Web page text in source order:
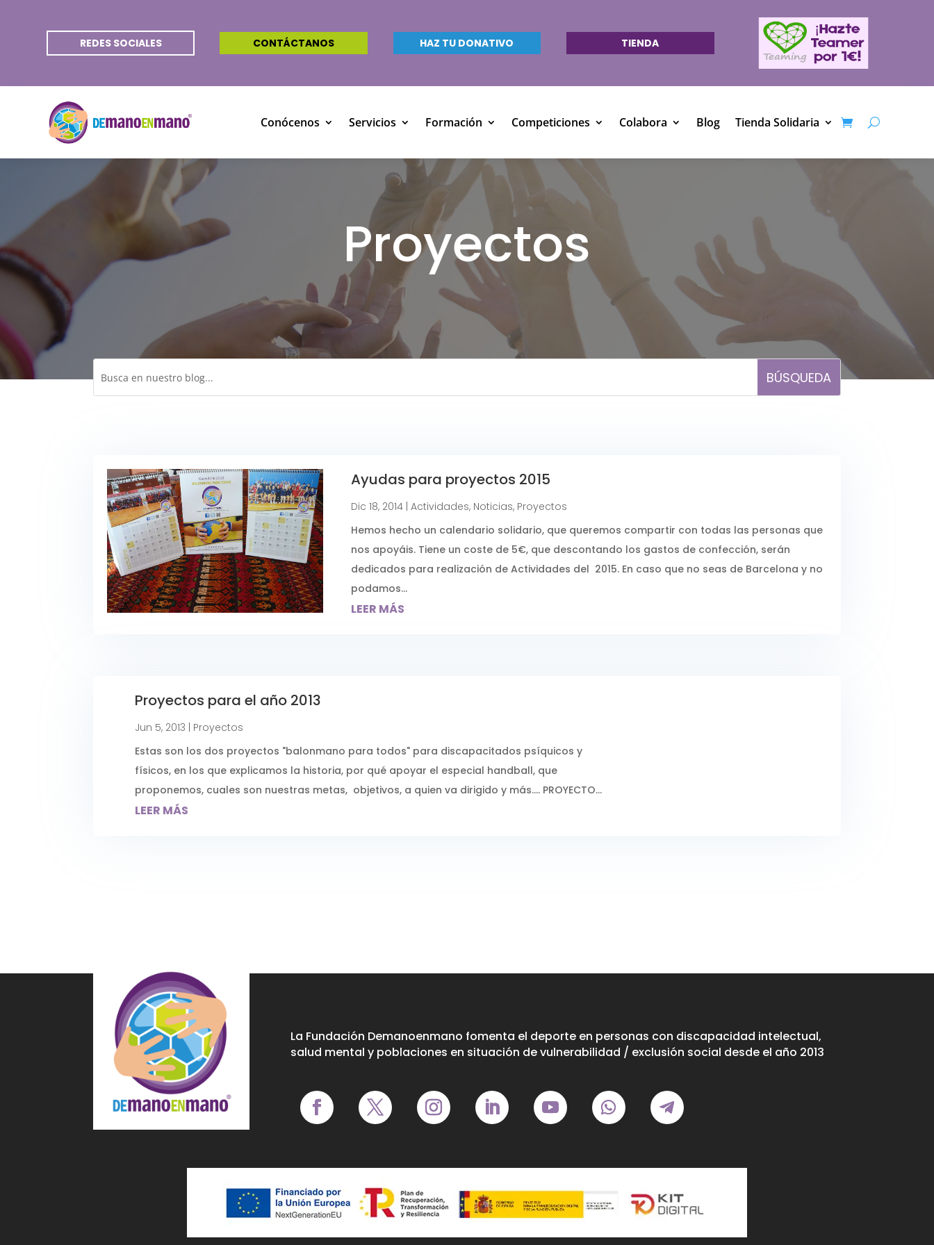
REDES SOCIALES CONTÁCTANOS HAZ TU DONATIVO TIENDA
Conócenos Servicios Formación Competiciones Colabora Blog Tienda Solidaria
Proyectos
Ayudas para proyectos 2015
Dic 18, 2014| Actividades, Noticias, Proyectos
Hemos hecho un calendario solidario, que queremos compartir con todas las personas que
nos apoyáis. Tiene un coste de 5€, que descontando los gastos de confección, serán
dedicados para realización de Actividades del 2015. En caso que no seas de Barcelona y no
podamos...
LEER MÁS
Proyectos para el año 2013
Jun 5, 2013 | Proyectos
Estas son los dos proyectos "balonmano para todos" para discapacitados psíquicos y
físicos, en los que explicamos la historia, por qué apoyar el especial handball, que
proponemos, cuales son nuestras metas, objetivos, a quien va dirigido y más.... PROYECTO...
LEER MÁS
La Fundación Demanoenmano fomenta el deporte en personas con discapacidad intelectual,
salud mental y poblaciones en situación de vulnerabilidad / exclusión social desde el año 2013